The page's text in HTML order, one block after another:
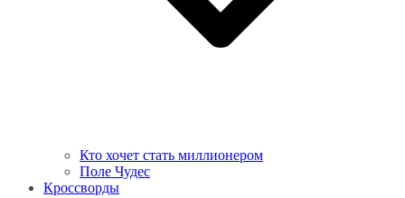
Кто хочет стать миллионером
Поле Чудес
Кроссворды